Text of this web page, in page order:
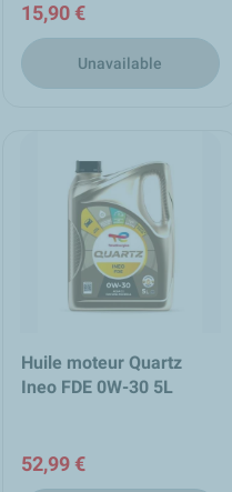
15,90 €
Unavailable
Huile moteur Quartz
Ineo FDE 0W-30 5L
52,99 €